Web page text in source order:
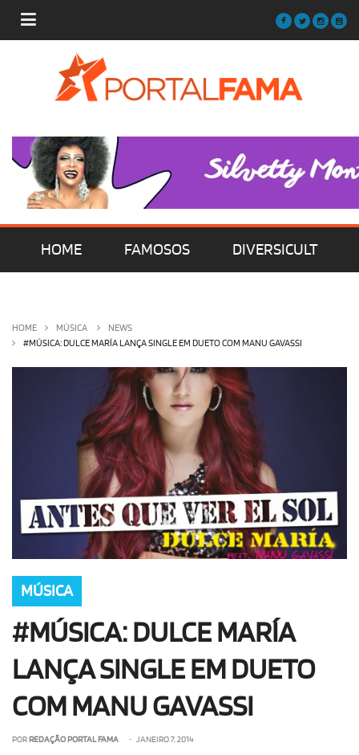
HOME FAMOSOS DIVERSICULT
OLHA ISSO! EU QUERO!
HOME MÚSICA
NEWS
#MÚSICA: DULCE MARÍA LANÇA SINGLE EM DUETO COM MANU GAVASSI
MÚSICA
#MÚSICA: DULCE MARÍA
LANÇA SINGLE EM DUETO
COM MANU GAVASSI
POR REDAÇÃO PORTAL FAMA • JANEIRO 7, 2014